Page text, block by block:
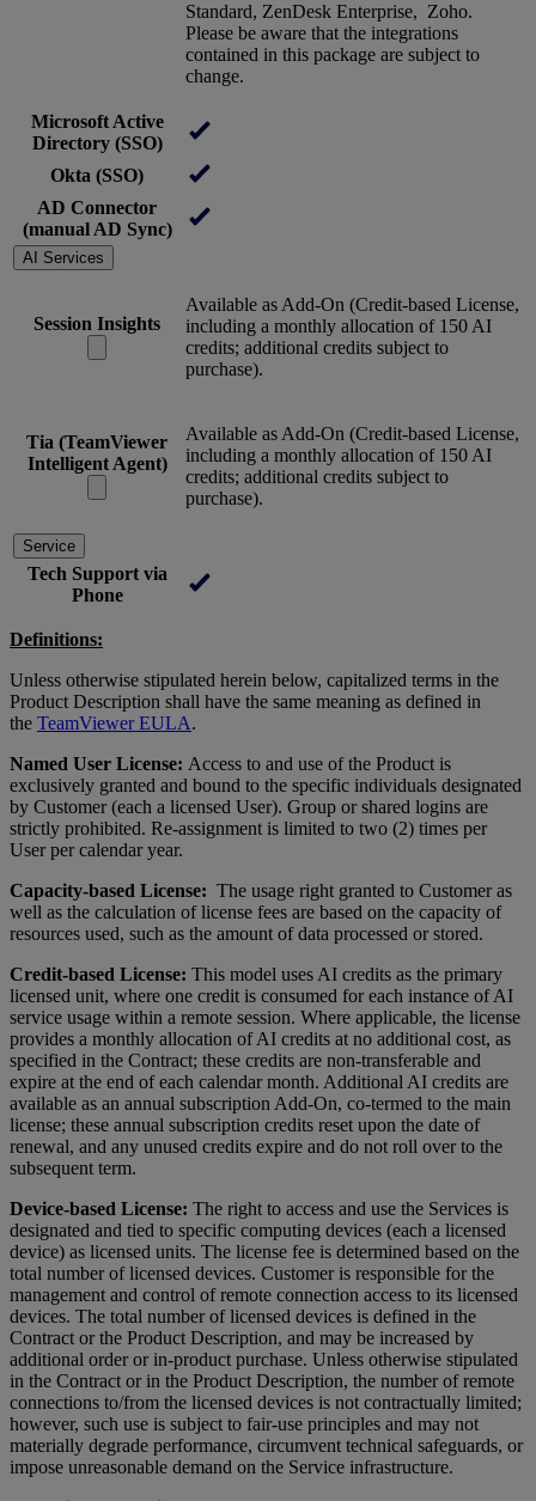
Standard, ZenDesk Enterprise, Zoho.
Please be aware that the integrations
contained in this package are subject to
change.
Microsoft Active
Directory (SSO)
Okta (SSO)
AD Connector
(manual AD Sync)
AI Services
Session Insights
Available as Add-On (Credit-based License,
including a monthly allocation of 150 AI
credits; additional credits subject to
purchase).
Tia (TeamViewer
Intelligent Agent)
Available as Add-On (Credit-based License,
including a monthly allocation of 150 AI
credits; additional credits subject to
purchase).
Service
Tech Support via
Phone
Definitions:
Unless otherwise stipulated herein below, capitalized terms in the
Product Description shall have the same meaning as defined in
the TeamViewer EULA.
Named User License: Access to and use of the Product is
exclusively granted and bound to the specific individuals designated
by Customer (each a licensed User). Group or shared logins are
strictly prohibited. Re-assignment is limited to two (2) times per
User per calendar year.
Capacity-based License: The usage right granted to Customer as
well as the calculation of license fees are based on the capacity of
resources used, such as the amount of data processed or stored.
Credit-based License: This model uses AI credits as the primary
licensed unit, where one credit is consumed for each instance of AI
service usage within a remote session. Where applicable, the license
provides a monthly allocation of AI credits at no additional cost, as
specified in the Contract; these credits are non-transferable and
expire at the end of each calendar month. Additional AI credits are
available as an annual subscription Add-On, co-termed to the main
license; these annual subscription credits reset upon the date of
renewal, and any unused credits expire and do not roll over to the
subsequent term.
Device-based License: The right to access and use the Services is
designated and tied to specific computing devices (each a licensed
device) as licensed units. The license fee is determined based on the
total number of licensed devices. Customer is responsible for the
management and control of remote connection access to its licensed
devices. The total number of licensed devices is defined in the
Contract or the Product Description, and may be increased by
additional order or in-product purchase. Unless otherwise stipulated
in the Contract or in the Product Description, the number of remote
connections to/from the licensed devices is not contractually limited;
however, such use is subject to fair-use principles and may not
materially degrade performance, circumvent technical safeguards, or
impose unreasonable demand on the Service infrastructure.